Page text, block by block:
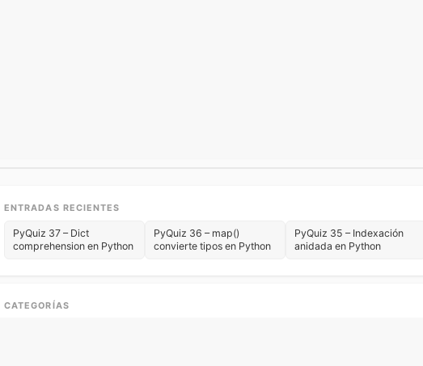
ENTRADAS RECIENTES
PyQuiz 37 – Dict
comprehension en Python
PyQuiz 36 – map()
convierte tipos en Python
PyQuiz 35 – Indexación
anidada en Python
CATEGORÍAS